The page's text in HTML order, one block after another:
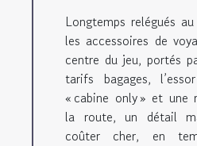
Longtemps relégués
les accessoires de
centre du jeu, portés
tarifs bagages,
« cabine only » et une
la route, un détail
coûter cher, en